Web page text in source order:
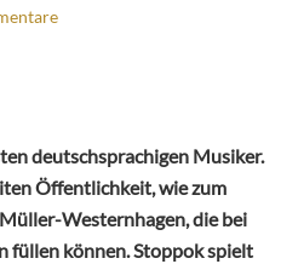
deutschsprachigen Musiker.
Öffentlichkeit, wie zum
Westernhagen, die bei
füllen können. Stoppok spielt